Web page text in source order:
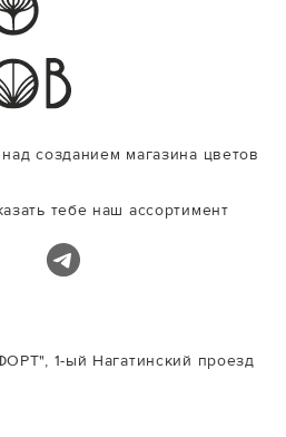
созданием магазина цветов
тебе наш ассортимент
1-ый Нагатинский проезд